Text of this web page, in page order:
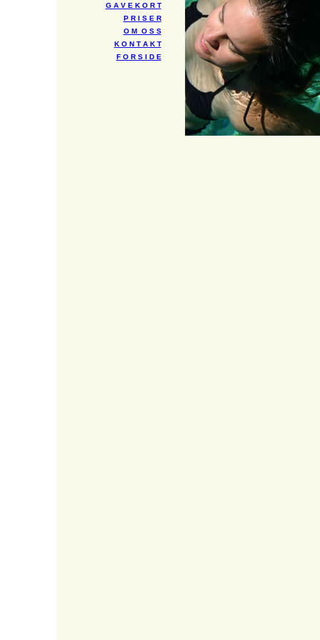
G A V E K O R T
P R I S E R
O M O S S
K O N T A K T
F O R S I D E